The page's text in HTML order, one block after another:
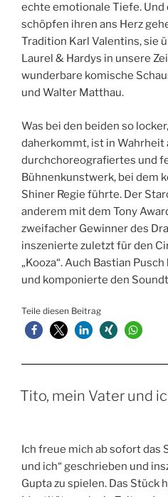
echte emotionale Tiefe. Und
schöpfen ihren ans Herz
Tradition Karl Valentins, sie
Laurel & Hardys in unsere
wunderbare komische
und Walter Matthau.
Was bei den beiden so
daherkommt, ist in Wahrheit
durchchoreografiertes und
Bühnenkunstwerk, bei dem
Shiner Regie führte. Der
anderem mit dem Tony
zweifacher Gewinner des
inszenierte zuletzt für den
„Kooza“. Auch Bastian
und komponierte den
Teile diesen Beitrag
Tito, mein Vater und
Ich freue mich ab sofort das
und ich“ geschrieben und
Gupta zu spielen. Das Stück